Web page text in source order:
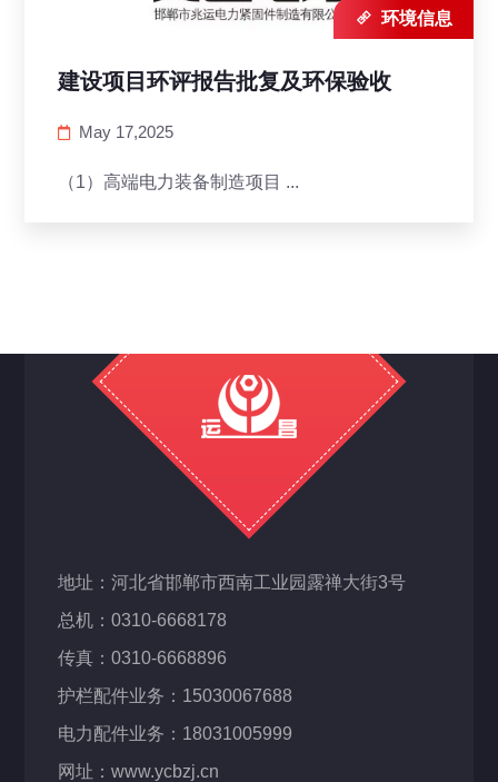
 环境信息
建设项目环评报告批复及环保验收
May 17,2025
（1）高端电力装备制造项目 ...
地址：河北省邯郸市西南工业园露禅大街3号
总机：0310-6668178
传真：0310-6668896
护栏配件业务：15030067688
电力配件业务：18031005999
网址：www.ycbzj.cn